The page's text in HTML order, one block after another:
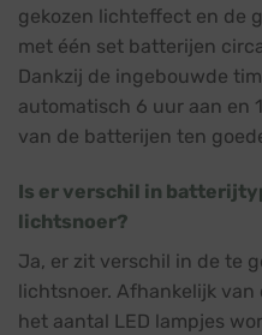
gekozen lichteffect en de
met één set batterijen
Dankzij de ingebouwde
automatisch 6 uur aan en
van de batterijen ten
Is er verschil in
lichtsnoer?
Ja, er zit verschil in de te
lichtsnoer. Afhankelijk
het aantal LED lampjes